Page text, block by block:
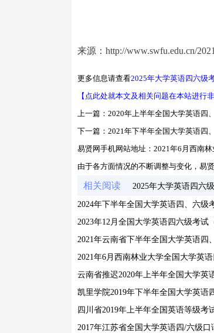
来源：http://www.swfu.edu.cn/
更多信息请查看2025年大学英语四六级
【点此处就本文及相关问题在本站进行
上一篇： 2020年上半年全国大学英语四
下一篇： 2021年下半年全国大学英语四
易贤网手机网站地址： 2021年6月西南
由于各方面情况的不断调整与变化，易
相关阅读 2025年大学英语四六